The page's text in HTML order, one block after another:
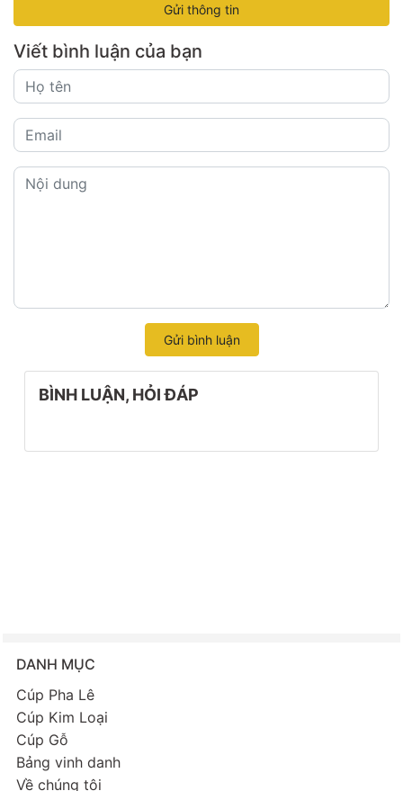
Gửi thông tin
Viết bình luận của bạn
Gửi bình luận
BÌNH LUẬN, HỎI ĐÁP
DANH MỤC
Cúp Pha Lê
Cúp Kim Loại
Cúp Gỗ
Bảng vinh danh
Về chúng tôi